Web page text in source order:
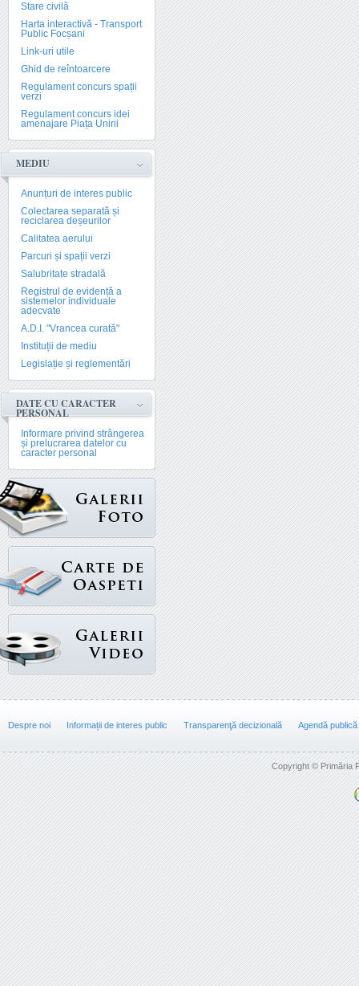
Stare civilă
Harta interactivă - Transport
Public Focșani
Link-uri utile
Ghid de reîntoarcere
Regulament concurs spații
verzi
Regulament concurs idei
amenajare Piața Unirii
MEDIU
Anunțuri de interes public
Colectarea separată și
reciclarea deșeurilor
Calitatea aerului
Parcuri și spații verzi
Salubritate stradală
Registrul de evidență a
sistemelor individuale
adecvate
A.D.I. "Vrancea curată"
Instituții de mediu
Legislație și reglementări
DATE CU CARACTER
PERSONAL
Informare privind strângerea
și prelucrarea datelor cu
caracter personal
Despre noi Informații de interes public Transparenţă decizională Agendă publică
Copyright © Primăria